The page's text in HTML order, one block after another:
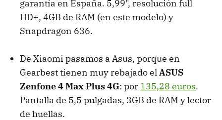
garantía en España. 5,99", resolución full
HD+, 4GB de RAM (en este modelo) y
Snapdragon 636.
De Xiaomi pasamos a Asus, porque en
Gearbest tienen muy rebajado elASUS
Zenfone 4 Max Plus 4G: por 135,28 euros.
Pantalla de 5,5 pulgadas, 3GB de RAM y lector
de huellas.